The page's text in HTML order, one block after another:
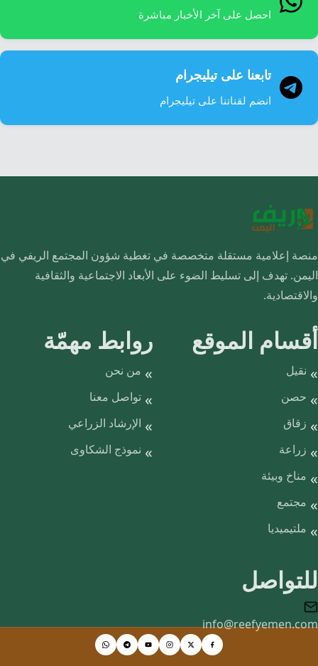
احصل على آخر الأخبار مباشرة
تابعنا على تيليجرام
انضم لقناتنا على تيليجرام
منصة إعلامية مستقلة متخصصة في تغطية شؤون المجتمع الريفي في
اليمن. تهدف إلى تسليط الضوء على الأبعاد الاجتماعية والثقافية
والاقتصادية.
أقسام الموقع
نقيل
حصن
زقاق
زراعة
مناخ وبيئة
مجتمع
ملتيميديا
روابط مهمّة
من نحن
تواصل معنا
الإرشاد الزراعي
نموذج الشكاوى
للتواصل
info@reefyemen.com